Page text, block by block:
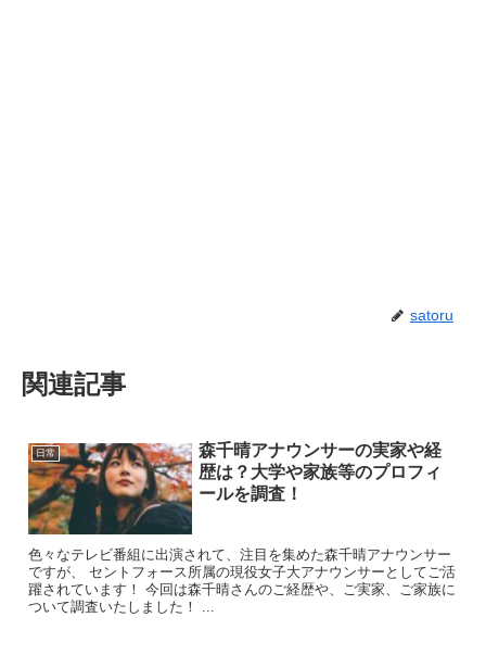
satoru
関連記事
日常
森千晴アナウンサーの実家や経
歴は？大学や家族等のプロフィ
ールを調査！
色々なテレビ番組に出演されて、注目を集めた森千晴アナウンサー
ですが、 セントフォース所属の現役女子大アナウンサーとしてご活
躍されています！ 今回は森千晴さんのご経歴や、ご実家、ご家族に
ついて調査いたしました！ ...